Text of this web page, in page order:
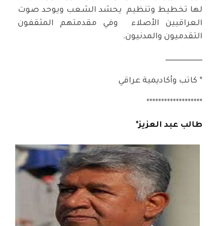
لها تخطيط وتنظيم يحشد الشعب ويوحد صوت
العراقيين الأصلاء وفي مقدمتهم المثقفون
التقدميون والمدنيون.
ـــــــــــــــــــــــــ
* كاتب وأكاديمية عراقي
*******************
طالب عبد العزيز*